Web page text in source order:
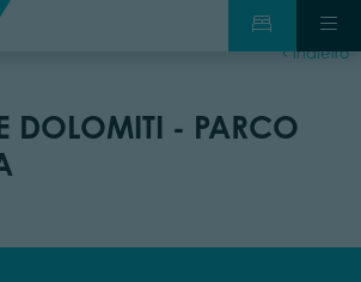
indietro
DOLOMITI - PARCO